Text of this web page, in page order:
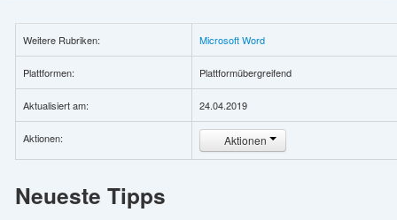
Weitere Rubriken: Microsoft Word
Plattformen: Plattformübergreifend
Aktualisiert am: 24.04.2019
Aktionen: Aktionen
Neueste Tipps